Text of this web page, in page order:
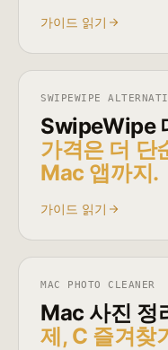
가이드 읽기
SWIPEWIPE
SwipeWipe
가격은 더 단
Mac 앱까지.
가이드 읽기
MAC PHOTO CLEANER
Mac 사진 정
제, C 즐겨찾